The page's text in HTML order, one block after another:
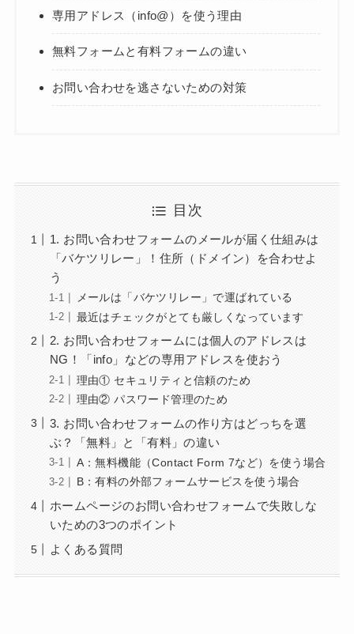
専用アドレス（info@）を使う理由
無料フォームと有料フォームの違い
お問い合わせを逃さないための対策
目次
1. お問い合わせフォームのメールが届く仕組みは
「バケツリレー」！住所（ドメイン）を合わせよ
う
メールは「バケツリレー」で運ばれている
最近はチェックがとても厳しくなっています
2. お問い合わせフォームには個人のアドレスは
NG！「info」などの専用アドレスを使おう
理由① セキュリティと信頼のため
理由② パスワード管理のため
3. お問い合わせフォームの作り方はどっちを選
ぶ？「無料」と「有料」の違い
A：無料機能（Contact Form 7など）を使う場合
B：有料の外部フォームサービスを使う場合
ホームページのお問い合わせフォームで失敗しな
いための3つのポイント
よくある質問